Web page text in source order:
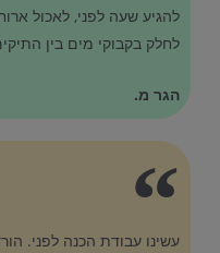
עשינו עבודת הכנה לפני.
להגיע שעה לפני, לאכול
לחלק בקבוקי מים בין
הגר מ.